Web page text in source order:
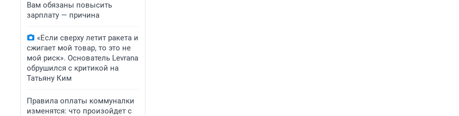
Вам обязаны повысить
зарплату — причина
«Если сверху летит ракета и
сжигает мой товар, то это не
мой риск». Основатель Levrana
обрушился с критикой на
Татьяну Ким
Правила оплаты коммуналки
изменятся: что произойдет с